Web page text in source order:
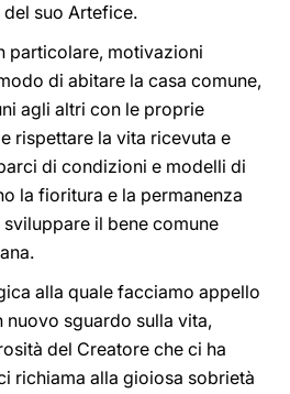
suo Artefice.
particolare, motivazioni
di abitare la casa comune,
agli altri con le proprie
rispettare la vita ricevuta e
di condizioni e modelli di
la fioritura e la permanenza
il bene comune
alla quale facciamo appello
sguardo sulla vita,
del Creatore che ci ha
richiama alla gioiosa sobrietà